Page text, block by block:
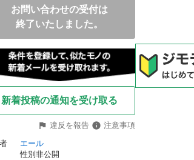
お問い合わせの受付は
終了いたしました。
新着投稿の通知を受け取る
違反を報告
注意事項
エール
性別非公開